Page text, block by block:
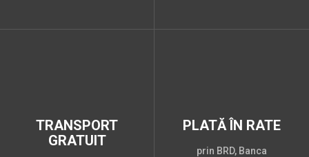
TRANSPORT
GRATUIT
PLATĂ ÎN RATE
prin BRD, Banca